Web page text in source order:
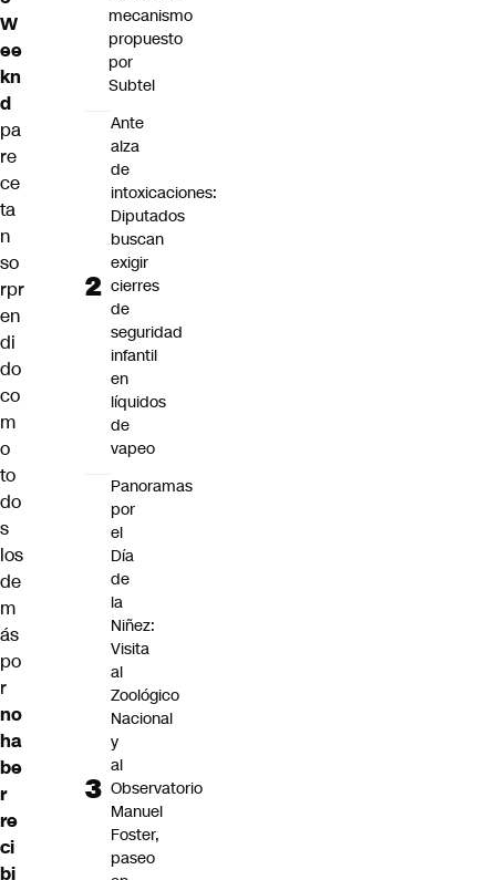
W
ee
kn
d
pa
re
ce
ta
n
so
rpr
en
di
do
co
m
o
to
do
s
los
de
m
ás
po
r
no
ha
be
r
re
ci
bi
mecanismo
propuesto
por
Subtel
Ante
alza
de
intoxicaciones:
Diputados
buscan
exigir
cierres
de
seguridad
infantil
en
líquidos
de
vapeo
Panoramas
por
el
Día
de
la
Niñez:
Visita
al
Zoológico
Nacional
y
al
Observatorio
Manuel
Foster,
paseo